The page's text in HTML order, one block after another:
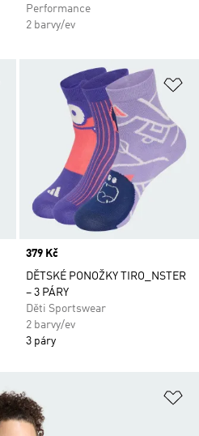
Performance
2 barvy/ev
Přidat do seznamu přání
Price
379 Kč
DĚTSKÉ PONOŽKY TIRO_NSTER
– 3 PÁRY
Děti Sportswear
2 barvy/ev
3 páry